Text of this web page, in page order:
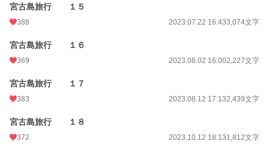
宮古島旅行 １５
388 2023.07.22 16:433,074文字
宮古島旅行 １６
369 2023.08.02 16:002,227文字
宮古島旅行 １７
383 2023.08.12 17:132,439文字
宮古島旅行 １８
372 2023.10.12 18:131,812文字